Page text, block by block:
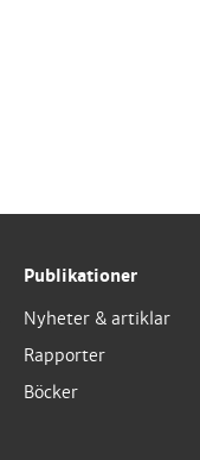
Publikationer
Nyheter & artiklar
Rapporter
Böcker